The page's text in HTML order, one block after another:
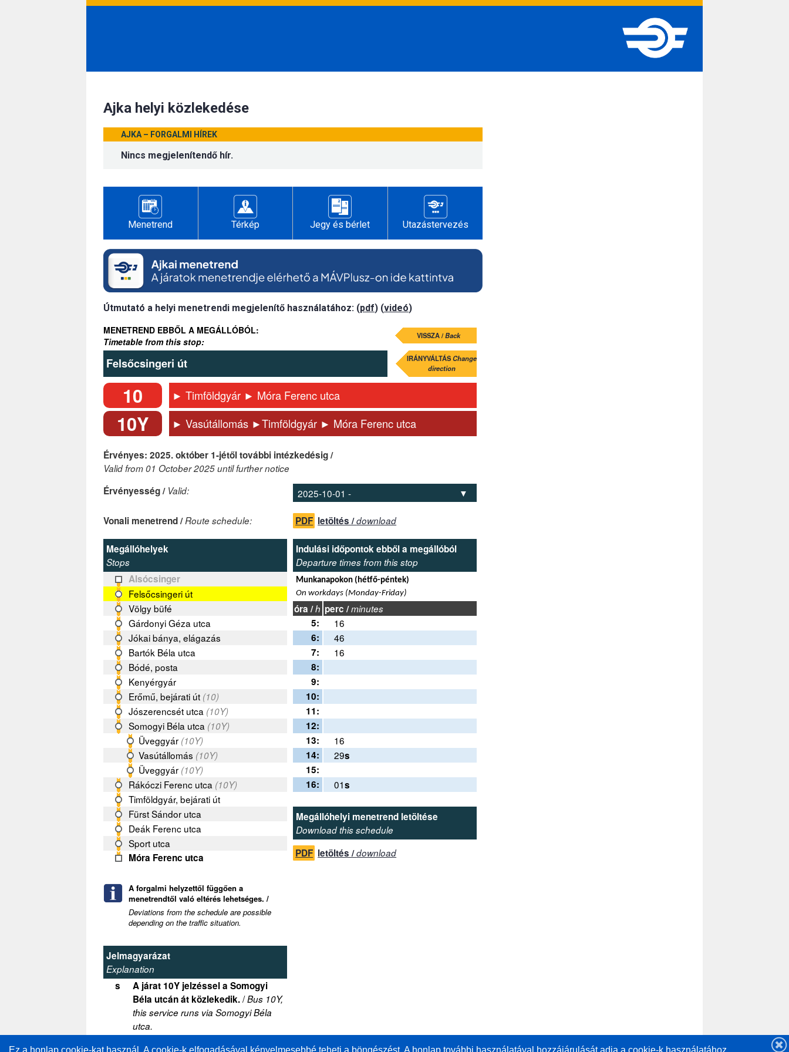
Ajka helyi közlekedése
AJKA – FORGALMI HÍREK
Nincs megjelenítendő hír.
Menetrend Térkép Jegy és bérlet Utazástervezés
Útmutató a helyi menetrendi megjelenítő használatához: (pdf) (videó)
MENETREND EBBŐL A MEGÁLLÓBÓL:
Timetable from this stop:
VISSZA /Back
Felsőcsingeri út IRÁNYVÁLTÁSChange
direction
10 ► Timföldgyár ► Móra Ferenc utca
10Y ► Vasútállomás ►Timföldgyár ► Móra Ferenc utca
Érvényes: 2025. október 1-jétől további intézkedésig /
Valid from 01 October 2025 until further notice
Érvényesség / Valid:
Vonali menetrend /Route schedule: PDF letöltés /download
Megállóhelyek
Stops
Alsócsinger
Felsőcsingeri út
Völgy büfé
Gárdonyi Géza utca
Jókai bánya, elágazás
Bartók Béla utca
Bódé, posta
Kenyérgyár
Erőmű, bejárati út (10)
Jószerencsét utca (10Y)
Somogyi Béla utca (10Y)
Üveggyár (10Y)
Vasútállomás (10Y)
Üveggyár (10Y)
Rákóczi Ferenc utca (10Y)
Timföldgyár, bejárati út
Fürst Sándor utca
Deák Ferenc utca
Sport utca
Móra Ferenc utca
A forgalmi helyzettől függően a
menetrendtől való eltérés lehetséges. /
Deviations from the schedule are possible
depending on the traffic situation.
Jelmagyarázat
Explanation
s
A járat 10Y jelzéssel a Somogyi
Béla utcán át közlekedik./Bus 10Y,
this service runs via Somogyi Béla
utca.
Indulási időpontok ebből a megállóból
Departure times from this stop
Munkanapokon (hétfő-péntek)
On workdays (Monday-Friday)
óra /h perc /minutes
5:
16
6:
46
7:
16
8:
9:
10:
11:
12:
13:
16
14:
29s
15:
16:
01s
Megállóhelyi menetrend letöltése
Download this schedule
PDF letöltés /download
Ez a honlap cookie-kat használ. A cookie-k elfogadásával kényelmesebbé teheti a böngészést. A honlap további használatával hozzájárulását adja a cookie-k használatához.